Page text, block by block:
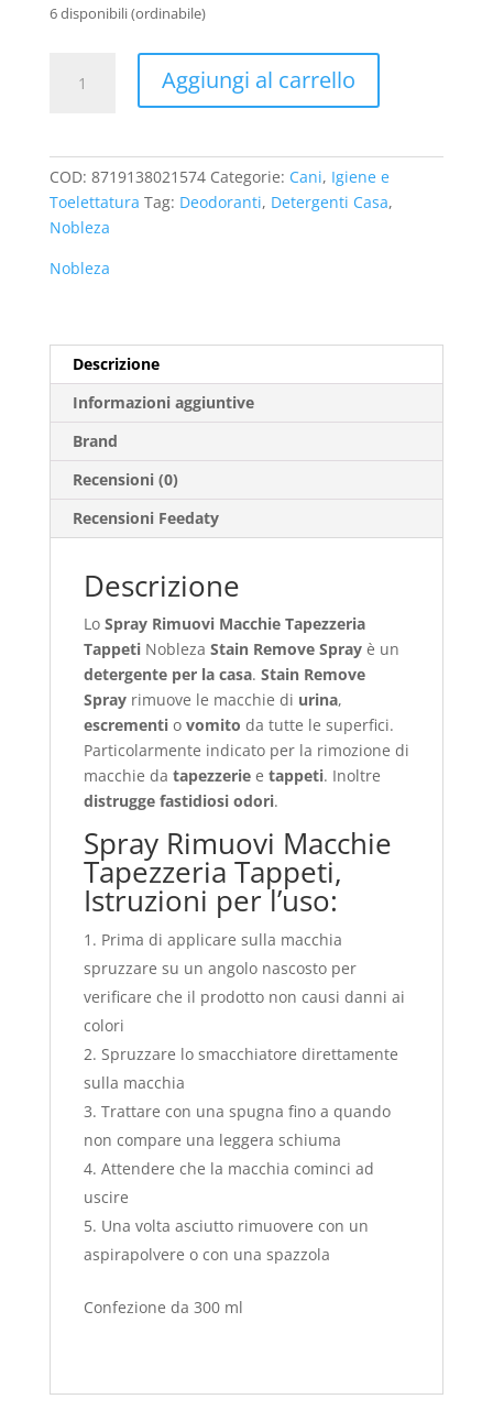
6 disponibili (ordinabile)
Rimuovi
Nobleza
quantità
Aggiungi al carrello
COD: 8719138021574 Categorie: Cani, Igiene e
Toelettatura Tag: Deodoranti, Detergenti Casa,
Nobleza
Nobleza
Descrizione
Informazioni aggiuntive
Brand
Recensioni (0)
Recensioni Feedaty
Descrizione
Lo Spray Rimuovi Macchie Tapezzeria
TappetiNobleza Stain Remove Sprayè un
detergente per la casa. Stain Remove
Sprayrimuove le macchie di urina,
escrementio vomito da tutte le superfici.
Particolarmente indicato per la rimozione di
macchie da tapezzeriee tappeti. Inoltre
distrugge fastidiosi odori.
Spray Rimuovi Macchie
Tapezzeria Tappeti,
Istruzioni per l’uso:
Prima di applicare sulla macchia
spruzzare su un angolo nascosto per
verificare che il prodotto non causi danni ai
colori
Spruzzare lo smacchiatore direttamente
sulla macchia
Trattare con una spugna fino a quando
non compare una leggera schiuma
Attendere che la macchia cominci ad
uscire
Una volta asciutto rimuovere con un
aspirapolvere o con una spazzola
Confezione da 300 ml